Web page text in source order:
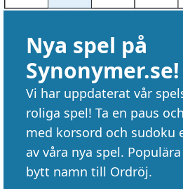
Nya spel på
Synonymer.se!
Vi har uppdaterat vår
roliga spel! Ta en paus
med korsord och sudoku
av våra nya spel.
bytt namn till Ordröj.